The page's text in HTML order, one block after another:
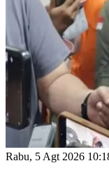
Rabu, 5 Agt 2026